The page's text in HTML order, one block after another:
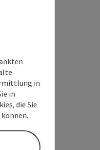
in
in
die Sie